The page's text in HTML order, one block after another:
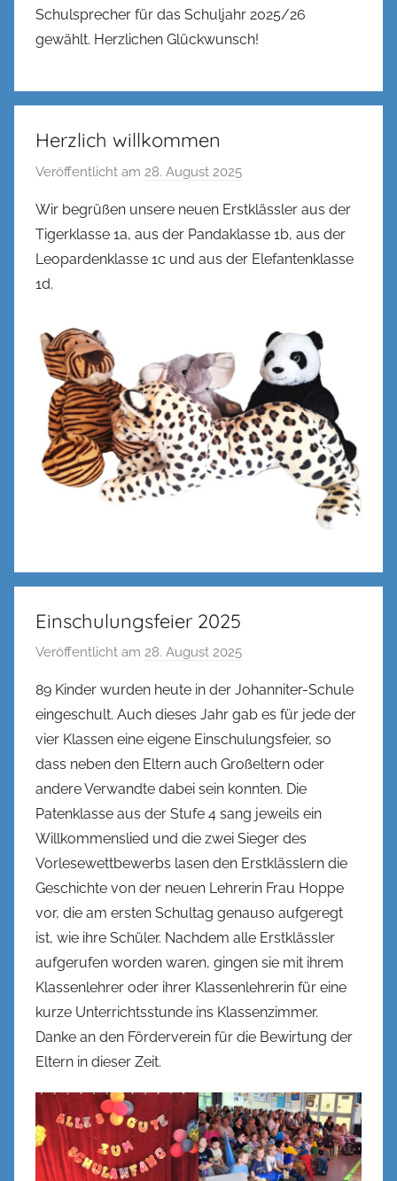
Schulsprecher für das Schuljahr 2025/26
gewählt. Herzlichen Glückwunsch!
Herzlich willkommen
Veröffentlicht am 28. August 2025
n
n
e
Wir begrüßen unsere neuen Erstklässler aus der
Tigerklasse 1a, aus der Pandaklasse 1b, aus der
Leopardenklasse 1c und aus der Elefantenklasse
1d.
Einschulungsfeier 2025
Veröffentlicht am 28. August 2025
n
n
e
n
k
e
l
89 Kinder wurden heute in der Johanniter-Schule
eingeschult. Auch dieses Jahr gab es für jede der
vier Klassen eine eigene Einschulungsfeier, so
dass neben den Eltern auch Großeltern oder
andere Verwandte dabei sein konnten. Die
Patenklasse aus der Stufe 4 sang jeweils ein
Willkommenslied und die zwei Sieger des
Vorlesewettbewerbs lasen den Erstklässlern die
Geschichte von der neuen Lehrerin Frau Hoppe
vor, die am ersten Schultag genauso aufgeregt
ist, wie ihre Schüler. Nachdem alle Erstklässler
aufgerufen worden waren, gingen sie mit ihrem
Klassenlehrer oder ihrer Klassenlehrerin für eine
kurze Unterrichtsstunde ins Klassenzimmer.
Danke an den Förderverein für die Bewirtung der
Eltern in dieser Zeit.